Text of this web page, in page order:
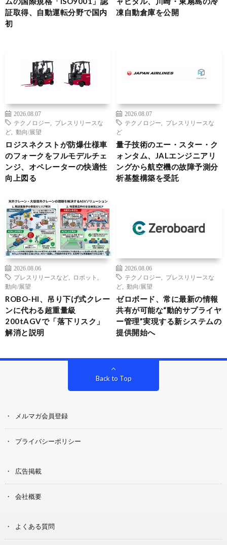
証取得、自動運転分野で国内
初
凍自動倉庫を公開
2026.08.07
テクノロジー
プレスリリースな
ど
動向/展望
ロジスネクストが防爆仕様車
のフォークをフルモデルチェ
ンジ、オペレーターの快適性
向上図る
2026.08.07
テクノロジー
プレスリリースな
ど
量子技術のエー・スター・ク
ォンタム、JALエンジニアリ
ングから航空機の故障予測分
析基盤構築を受託
2026.08.06
プレスリリースなど
ロボット
動向/展望
ROBO-HI、吊り下げ式クレー
ンに代わる超重量級
200tAGVで「落下リスク」
解消と説明
2026.08.06
テクノロジー
プレスリリースな
ど
動向/展望
ゼロボード、常に最新の情報
共有が可能な“動的サプライヤ
ー管理”実現する新システムの
提供開始へ
Back to Top
メルマガ会員登録
プライバシーポリシー
広告掲載
会社概要
よくある質問